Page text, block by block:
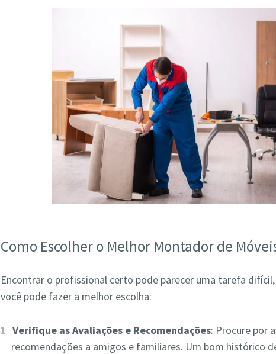
Como Escolher o Melhor Montador de
Encontrar o profissional certo pode parecer uma tarefa
você pode fazer a melhor escolha:
Verifique as Avaliações e Recomendações: Procure por
recomendações a amigos e familiares. Um bom histórico